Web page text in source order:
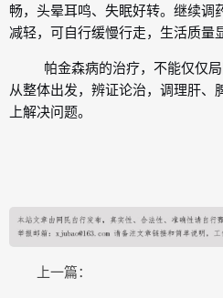
畅，头晕耳鸣、失眠好转。继续调
减轻，可自行缓慢行走，生活质量
帕金森病的治疗，不能仅仅
从整体出发，辨证论治，调理肝、
上解决问题。
上一篇：